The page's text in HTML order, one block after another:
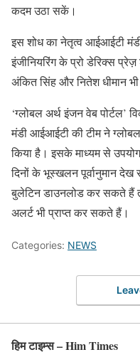
कदम उठा सकें।
इस शोध का नेतृत्व आईआईटी
इंजीनियरिंग के प्रो डेरिक्स
अंकित सिंह और नितेश धीमान भी
‘ग्लोबल अर्थ इंजन वेब पोर्टल’
मंडी आईआईटी की टीम ने
किया है। इसके माध्यम से
दिनों के भूस्खलन पूर्वानुमान
बुलेटिन डाउनलोड कर सकते हैं
अलर्ट भी प्राप्त कर सकते हैं।
Categories: NEWS
हिम टाइम्स – Him Times